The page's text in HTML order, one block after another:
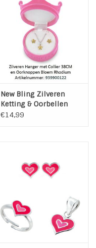
New Bling Zilveren
Ketting & Oorbellen
setje BLOEM - Princess
€14,99